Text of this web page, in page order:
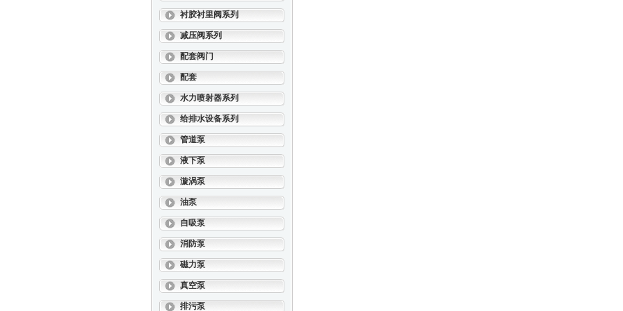
衬胶衬里阀系列
减压阀系列
配套阀门
配套
水力喷射器系列
给排水设备系列
管道泵
液下泵
漩涡泵
油泵
自吸泵
消防泵
磁力泵
真空泵
排污泵